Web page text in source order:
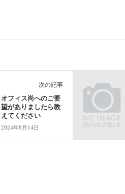
次の記事
オフィス尚へのご要
望がありましたら教
えてください
2024年8月14日